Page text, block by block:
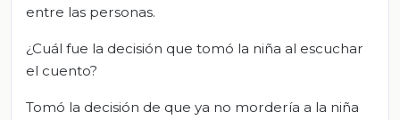
entre las personas.
¿Cuál fue la decisión que tomó la niña al escuchar
el cuento?
Tomó la decisión de que ya no mordería a la niña